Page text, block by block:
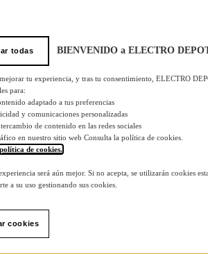
todas BIENVENIDO a ELECTRO
tu experiencia, y tras tu consentimiento, ELECTRO
para:
adaptado a tus preferencias
y comunicaciones personalizadas
de contenido en las redes sociales
en nuestro sitio web Consulta la política de cookies.
de cookies.
será aún mejor. Si no acepta, se utilizarán cookies
a su uso gestionando sus cookies.
cookies